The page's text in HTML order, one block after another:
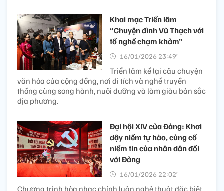
Khai mạc Triển lãm
“Chuyện đình Vũ Thạch với
tổ nghề chạm khảm”
16/01/2026 23:49’
Triển lãm kể lại câu chuyện
văn hóa của cộng đồng, nơi di tích và nghề truyền
thống cùng song hành, nuôi dưỡng và làm giàu bản sắc
địa phương.
Đại hội XIV của Đảng: Khơi
dậy niềm tự hào, củng cố
niềm tin của nhân dân đối
với Đảng
16/01/2026 22:02’